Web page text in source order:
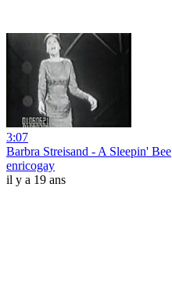
3:07
Barbra Streisand - A Sleepin' Bee
enricogay
il y a 19 ans